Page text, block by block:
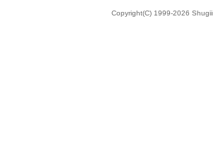
Copyright(C) 1999-2026